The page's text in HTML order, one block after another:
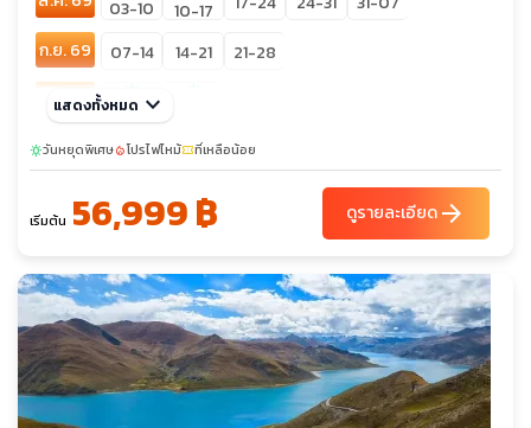
03-10 10-17
ก.ย. 69
07-14 14-21
21-28
ต.ค. 69
sunny
12-19
sunny
แสดงทั้งหมด keyboard_arrow_down
sunnyวันหยุดพิเศษlocal_fire_departmentโปรไฟไหม้confirmation_numberที่เหลือน้อย
เริ่มต้น 56,999 ฿ ดูรายละเอียดarrow_forward